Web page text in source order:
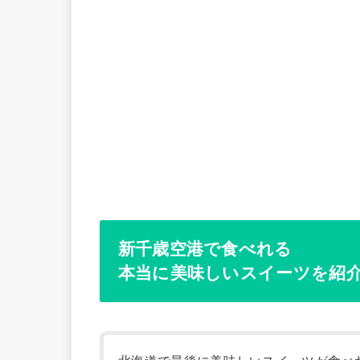
新千歳空港で食べれる
本当に美味しいスイーツを紹